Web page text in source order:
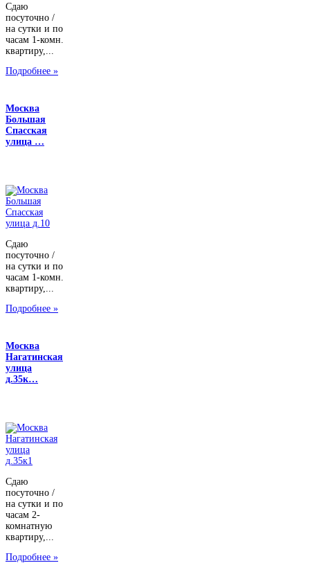
Сдаю
посуточно /
на сутки и по
часам 1-комн.
квартиру,...
Подробнее »
Москва
Большая
Спасская
улица …
Сдаю
посуточно /
на сутки и по
часам 1-комн.
квартиру,...
Подробнее »
Москва
Нагатинская
улица
д.35к…
Сдаю
посуточно /
на сутки и по
часам 2-
комнатную
квартиру,...
Подробнее »